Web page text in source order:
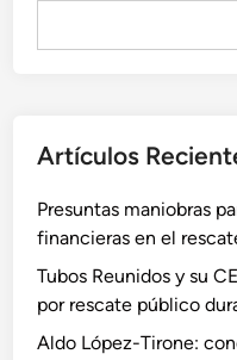
Artículos
Presuntas maniobras
financieras en el
Tubos Reunidos y su
por rescate público
Aldo López-Tirone: